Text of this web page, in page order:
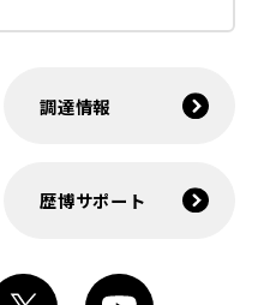
調達情報
歴博サポート